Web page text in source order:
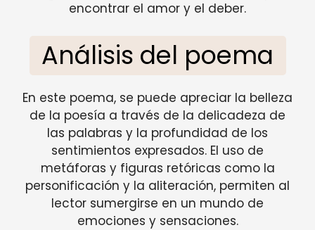
encontrar el amor y el deber.
Análisis del poema
En este poema, se puede apreciar la belleza
de la poesía a través de la delicadeza de
las palabras y la profundidad de los
sentimientos expresados. El uso de
metáforas y figuras retóricas como la
personificación y la aliteración, permiten al
lector sumergirse en un mundo de
emociones y sensaciones.